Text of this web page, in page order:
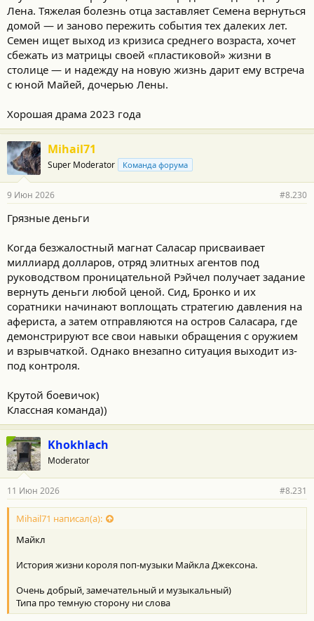
Лена. Тяжелая болезнь отца заставляет Семена вернуться
домой — и заново пережить события тех далеких лет.
Семен ищет выход из кризиса среднего возраста, хочет
сбежать из матрицы своей «пластиковой» жизни в
столице — и надежду на новую жизнь дарит ему встреча
с юной Майей, дочерью Лены.
Хорошая драма 2023 года
Mihail71
Super Moderator Команда форума
9 Июн 2026 #8.230
Грязные деньги
Когда безжалостный магнат Саласар присваивает
миллиард долларов, отряд элитных агентов под
руководством проницательной Рэйчел получает задание
вернуть деньги любой ценой. Сид, Бронко и их
соратники начинают воплощать стратегию давления на
афериста, а затем отправляются на остров Саласара, где
демонстрируют все свои навыки обращения с оружием
и взрывчаткой. Однако внезапно ситуация выходит из-
под контроля.
Крутой боевичок)
Классная команда))
Khokhlach
Moderator
11 Июн 2026 #8.231
Mihail71 написал(а):
Майкл
История жизни короля поп-музыки Майкла Джексона.
Очень добрый, замечательный и музыкальный)
Типа про темную сторону ни слова